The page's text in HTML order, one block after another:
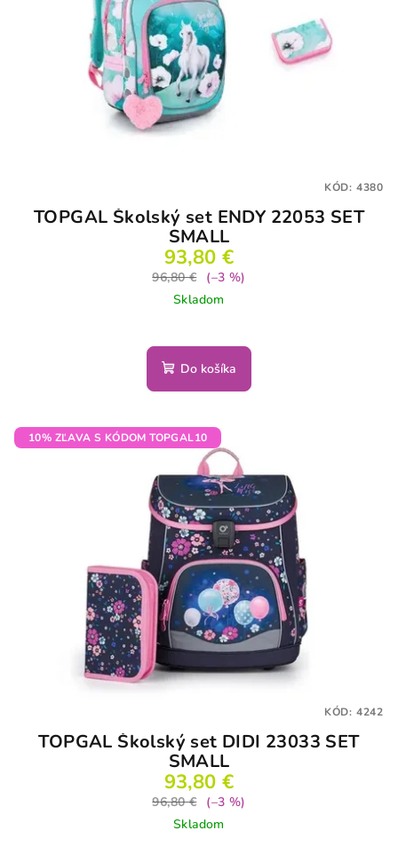
TOPGAL Školský set ENDY 22053 SET
SMALL
93,80 €
96,80 €
(–3 %)
Skladom
Do košíka
KÓD: 4380
10% ZĽAVA S KÓDOM TOPGAL10
TOPGAL Školský set DIDI 23033 SET
SMALL
93,80 €
96,80 €
(–3 %)
Skladom
KÓD: 4242